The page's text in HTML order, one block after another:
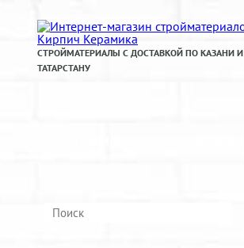
СТРОЙМАТЕРИАЛЫ С ДОСТАВКОЙ ПО КАЗАНИ И
ТАТАРСТАНУ